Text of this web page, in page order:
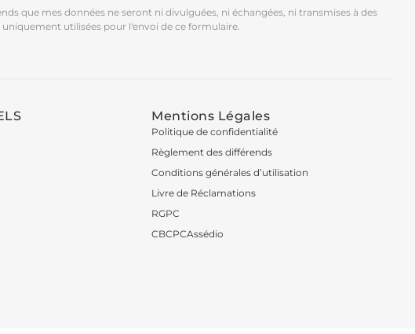
que mes données ne seront ni divulguées, ni échangées, ni transmises à des
utilisées pour l'envoi de ce formulaire.
Mentions Légales
Politique de confidentialité
Règlement des différends
Conditions générales d’utilisation
Livre de Réclamations
RGPC
CBCPCAssédio